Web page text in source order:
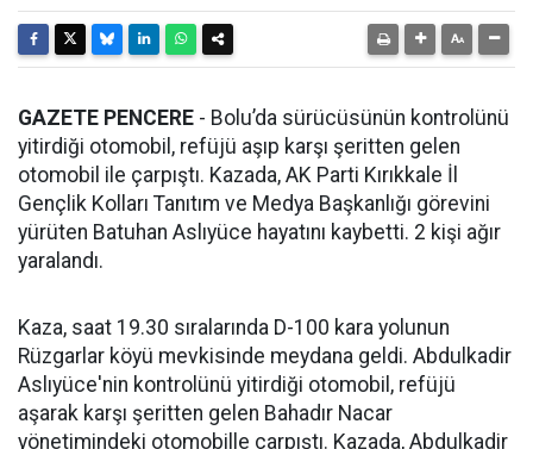
GAZETE PENCERE - Bolu’da sürücüsünün kontrolünü
yitirdiği otomobil, refüjü aşıp karşı şeritten gelen
otomobil ile çarpıştı. Kazada, AK Parti Kırıkkale İl
Gençlik Kolları Tanıtım ve Medya Başkanlığı görevini
yürüten Batuhan Aslıyüce hayatını kaybetti. 2 kişi ağır
yaralandı.
Kaza, saat 19.30 sıralarında D-100 kara yolunun
Rüzgarlar köyü mevkisinde meydana geldi. Abdulkadir
Aslıyüce'nin kontrolünü yitirdiği otomobil, refüjü
aşarak karşı şeritten gelen Bahadır Nacar
yönetimindeki otomobille çarpıştı. Kazada, Abdulkadir